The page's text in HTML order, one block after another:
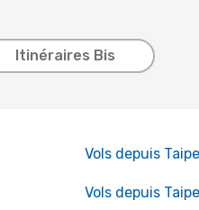
Itinéraires Bis
Vols depuis
Vols depuis